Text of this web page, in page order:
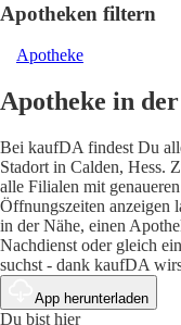
Apotheken filtern
Apotheke
Apotheke in
Bei kaufDA findest Du
Stadort in Calden, Hess.
alle Filialen mit
Öffnungszeiten anzeigen
in der Nähe, einen
Nachdienst oder gleich
suchst - dank kaufDA
App herunterladen
Du bist hier